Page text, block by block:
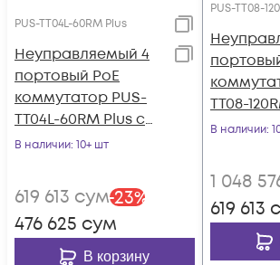
PUS-TT04L-60RM Plus
Неуправляемый 4
портовый PoE
коммутатор PUS-
TT04L-60RM Plus с
изоляцией портов и
установки в стойку
В наличии: 10+ шт
619 613 сум-23%
476 625 сум
В корзину
PUS-TT08-
TT08-
В наличии:
1 048
619 613